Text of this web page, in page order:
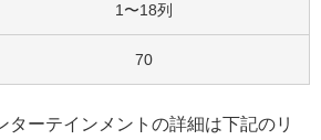
1〜18列
70
ターテインメントの詳細は下記のリ